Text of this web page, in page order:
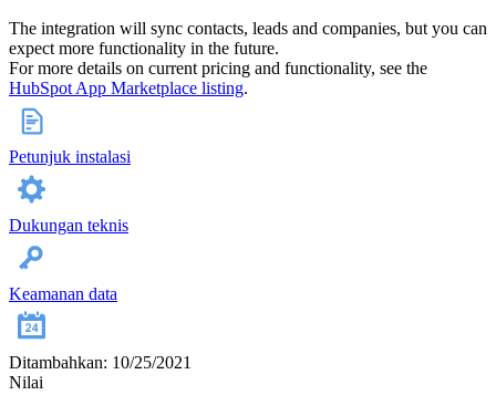
The integration will sync contacts, leads and companies, but you can
expect more functionality in the future.
For more details on current pricing and functionality, see the
HubSpot App Marketplace listing.
Petunjuk instalasi
Dukungan teknis
Keamanan data
Ditambahkan: 10/25/2021
Nilai